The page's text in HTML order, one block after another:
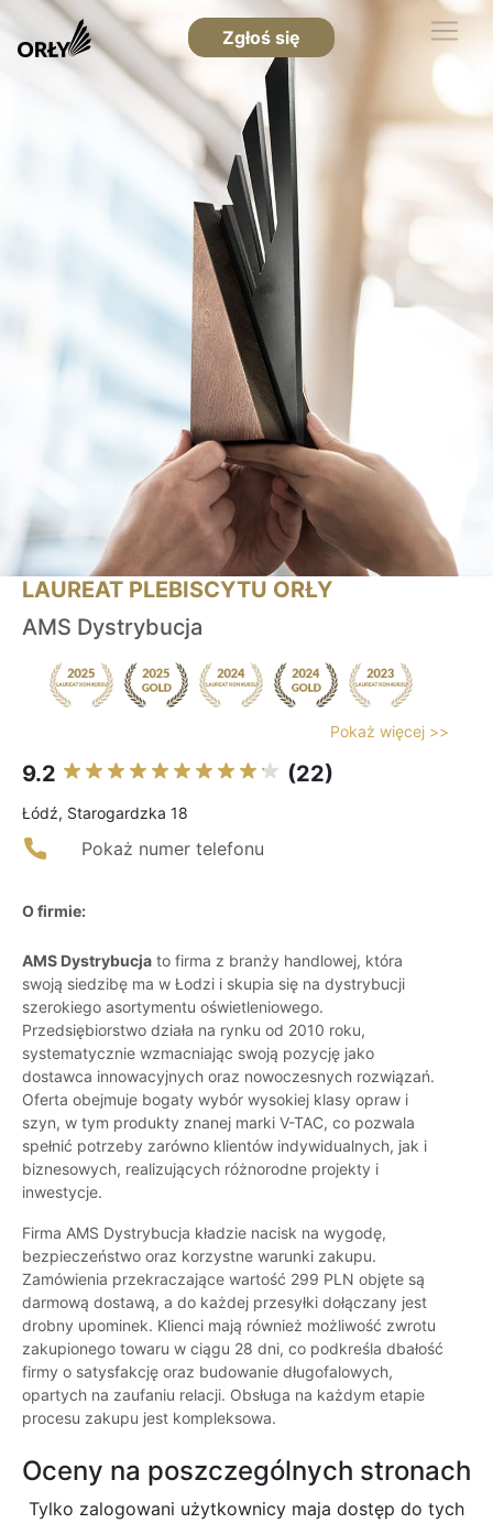
Zgłoś się
LAUREAT PLEBISCYTU ORŁY
AMS Dystrybucja
Pokaż więcej >>
9.2 (22)
Łódź, Starogardzka 18
Pokaż numer telefonu
O firmie:
AMS Dystrybucja to firma z branży handlowej, która
swoją siedzibę ma w Łodzi i skupia się na dystrybucji
szerokiego asortymentu oświetleniowego.
Przedsiębiorstwo działa na rynku od 2010 roku,
systematycznie wzmacniając swoją pozycję jako
dostawca innowacyjnych oraz nowoczesnych rozwiązań.
Oferta obejmuje bogaty wybór wysokiej klasy opraw i
szyn, w tym produkty znanej marki V-TAC, co pozwala
spełnić potrzeby zarówno klientów indywidualnych, jak i
biznesowych, realizujących różnorodne projekty i
inwestycje.
Firma AMS Dystrybucja kładzie nacisk na wygodę,
bezpieczeństwo oraz korzystne warunki zakupu.
Zamówienia przekraczające wartość 299 PLN objęte są
darmową dostawą, a do każdej przesyłki dołączany jest
drobny upominek. Klienci mają również możliwość zwrotu
zakupionego towaru w ciągu 28 dni, co podkreśla dbałość
firmy o satysfakcję oraz budowanie długofalowych,
opartych na zaufaniu relacji. Obsługa na każdym etapie
procesu zakupu jest kompleksowa.
Oceny na poszczególnych stronach
Tylko zalogowani użytkownicy maja dostęp do tych